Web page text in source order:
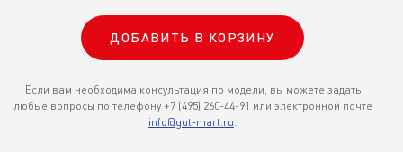
ДОБАВИТЬ В КОРЗИНУ
Если вам необходима консультация по модели, вы можете задать
любые вопросы по телефону +7 (495) 260-44-91 или электронной почте
info@gut-mart.ru.